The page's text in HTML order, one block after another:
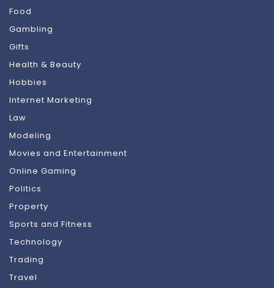
Food
Gambling
Gifts
Health & Beauty
Hobbies
Internet Marketing
Law
Modeling
Movies and Entertainment
Online Gaming
Politics
Property
Sports and Fitness
Technology
Trading
Travel